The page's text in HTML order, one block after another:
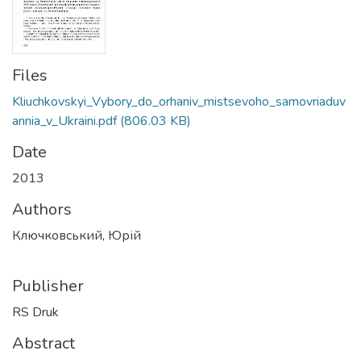
Files
Kliuchkovskyi_Vybory_do_orhaniv_mistsevoho_samovriaduv
annia_v_Ukraini.pdf(806.03 KB)
Date
2013
Authors
Ключковський, Юрій
Publisher
RS Druk
Abstract